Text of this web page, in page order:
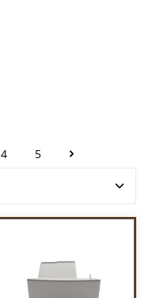
Seite
4 Seite
5